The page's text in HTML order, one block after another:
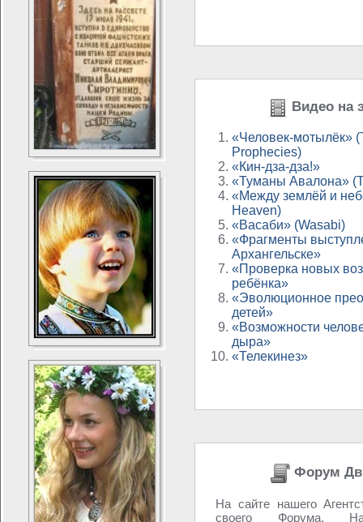
Видео на
«Человек-мотылёк»
Prophecies)
«Кин-дза-дза!»
«Туманы Авалона»
«Между землёй и
Heaven)
«Васаби» (Wasabi)
«Фрагменты
Архангельске»
«Проверка новых
ребёнка»
«Эволюционное
детей»
«Возможности
дыра»
«Телекинез»
Форум
На сайте нашего
своего Форума.